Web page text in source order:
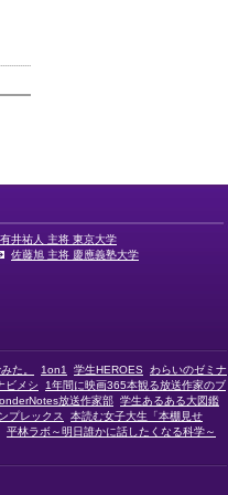
有井祐人 主将 東京大学
佐藤旭 主将 慶應義塾大学
た。 1on1 学生HEROES わらいのゼミナ
ビメシ
1年間に映画365本観る放送作家のブ
放送作家部 学生あるある大図鑑
プレックス
本読む女子大生「本棚見せ
平林ラボ～明日誰かに話したくなる科学～